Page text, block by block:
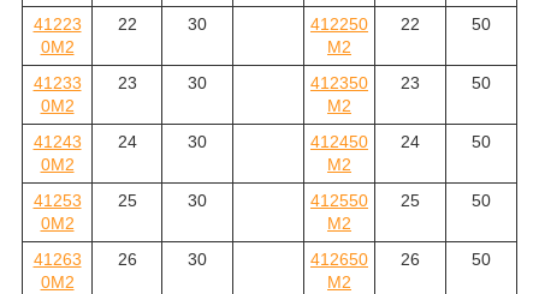
41223
0M2
22 30
412250
M2
22 50
41233
0M2
23 30
412350
M2
23 50
41243
0M2
24 30
412450
M2
24 50
41253
0M2
25 30
412550
M2
25 50
41263
0M2
26 30
412650
M2
26 50